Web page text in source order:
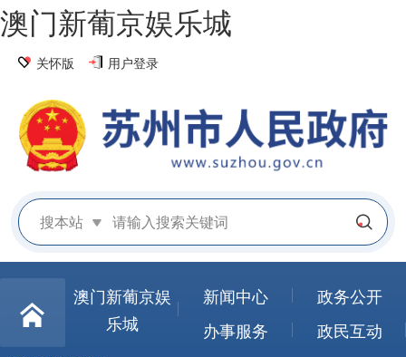
澳门新葡京娱乐城
关怀版 用户登录
搜本站
澳门新葡京娱
乐城
新闻中心
政务公开
办事服务
政民互动